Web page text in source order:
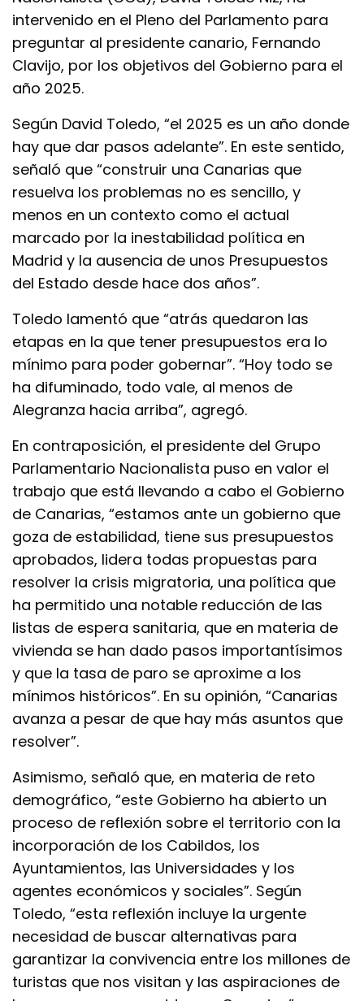
intervenido en el Pleno del Parlamento para
preguntar al presidente canario, Fernando
Clavijo, por los objetivos del Gobierno para el
año 2025.
Según David Toledo, “el 2025 es un año donde
hay que dar pasos adelante”. En este sentido,
señaló que “construir una Canarias que
resuelva los problemas no es sencillo, y
menos en un contexto como el actual
marcado por la inestabilidad política en
Madrid y la ausencia de unos Presupuestos
del Estado desde hace dos años”.
Toledo lamentó que “atrás quedaron las
etapas en la que tener presupuestos era lo
mínimo para poder gobernar”. “Hoy todo se
ha difuminado, todo vale, al menos de
Alegranza hacia arriba”, agregó.
En contraposición, el presidente del Grupo
Parlamentario Nacionalista puso en valor el
trabajo que está llevando a cabo el Gobierno
de Canarias, “estamos ante un gobierno que
goza de estabilidad, tiene sus presupuestos
aprobados, lidera todas propuestas para
resolver la crisis migratoria, una política que
ha permitido una notable reducción de las
listas de espera sanitaria, que en materia de
vivienda se han dado pasos importantísimos
y que la tasa de paro se aproxime a los
mínimos históricos”. En su opinión, “Canarias
avanza a pesar de que hay más asuntos que
resolver”.
Asimismo, señaló que, en materia de reto
demográfico, “este Gobierno ha abierto un
proceso de reflexión sobre el territorio con la
incorporación de los Cabildos, los
Ayuntamientos, las Universidades y los
agentes económicos y sociales”. Según
Toledo, “esta reflexión incluye la urgente
necesidad de buscar alternativas para
garantizar la convivencia entre los millones de
turistas que nos visitan y las aspiraciones de